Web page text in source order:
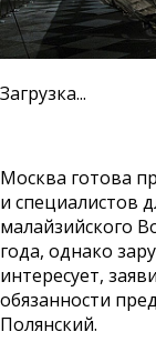
Загрузка...
Москва готова
и специалистов
малайзийского
года, однако
интересует,
обязанности
Полянский.